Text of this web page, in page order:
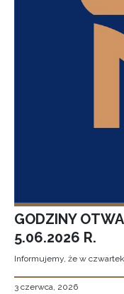
GODZINY
5.06.2026 R.
Informujemy, że w
3 czerwca, 2026